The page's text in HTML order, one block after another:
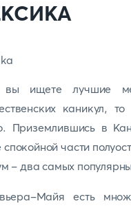
вы ищете лучшие
каникул, то
Приземлившись в
спокойной части
- два самых
Майя есть